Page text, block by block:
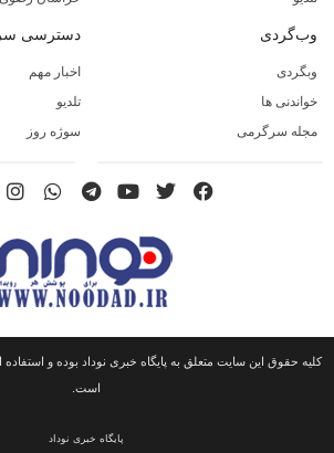
وب‌گردی
وبگردی
خواندنی ها
مجله سرگرمی
دسترسی
اخبار مهم
تلدیو
سوژه روز
کلیه حقوق این سایت متعلق به پایگاه خبری نوداد بوده و استفاده
است.
پایگاه خبری نوداد